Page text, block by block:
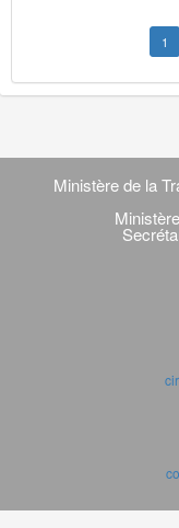
1
Navigation
transverse
Ministère de la